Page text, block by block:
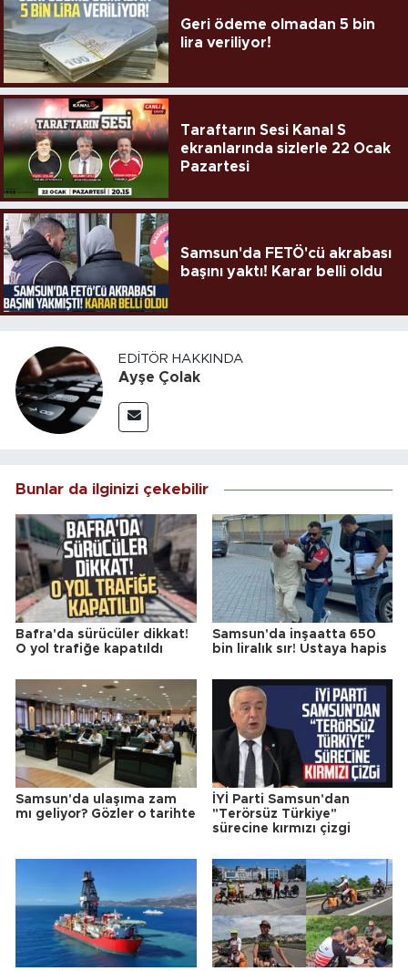
Geri ödeme olmadan 5 bin
lira veriliyor!
Taraftarın Sesi Kanal S
ekranlarında sizlerle 22 Ocak
Pazartesi
Samsun'da FETÖ'cü akrabası
başını yaktı! Karar belli oldu
EDITÖR HAKKINDA
Ayşe Çolak
Bunlar da ilginizi çekebilir
Bafra'da sürücüler dikkat!
O yol trafiğe kapatıldı
Samsun'da inşaatta 650
bin liralık sır! Ustaya hapis
Samsun'da ulaşıma zam
mı geliyor? Gözler o tarihte
İYİ Parti Samsun'dan
"Terörsüz Türkiye"
sürecine kırmızı çizgi